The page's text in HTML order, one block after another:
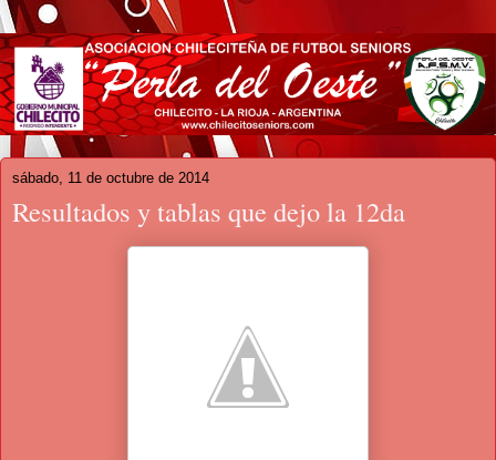
sábado, 11 de octubre de 2014
Resultados y tablas que dejo la 12da